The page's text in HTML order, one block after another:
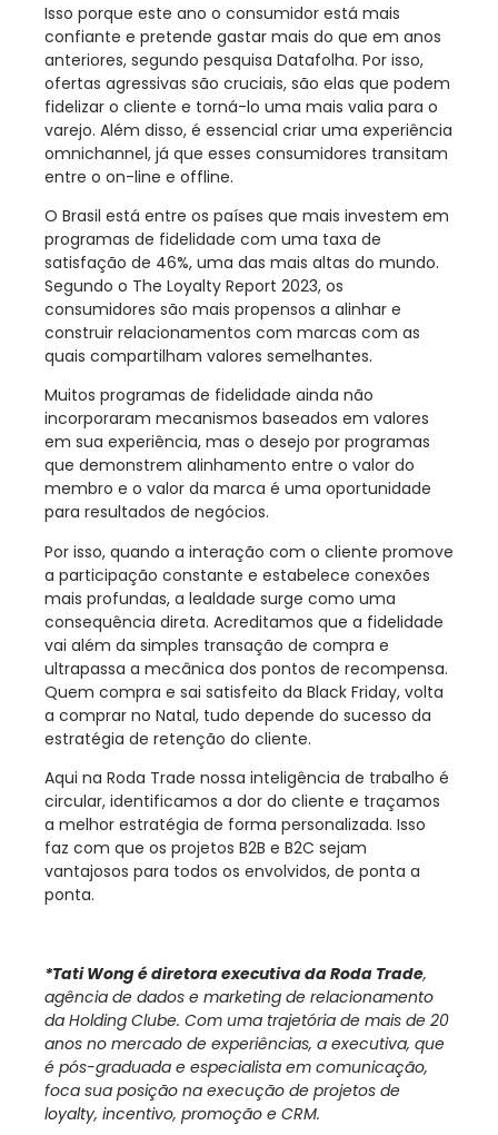
Isso porque este ano o consumidor está mais
confiante e pretende gastar mais do que em anos
anteriores, segundo pesquisa Datafolha. Por isso,
ofertas agressivas são cruciais, são elas que podem
fidelizar o cliente e torná-lo uma mais valia para o
varejo. Além disso, é essencial criar uma experiência
omnichannel, já que esses consumidores transitam
entre o on-line e offline.
O Brasil está entre os países que mais investem em
programas de fidelidade com uma taxa de
satisfação de 46%, uma das mais altas do mundo.
Segundo o The Loyalty Report 2023, os
consumidores são mais propensos a alinhar e
construir relacionamentos com marcas com as
quais compartilham valores semelhantes.
Muitos programas de fidelidade ainda não
incorporaram mecanismos baseados em valores
em sua experiência, mas o desejo por programas
que demonstrem alinhamento entre o valor do
membro e o valor da marca é uma oportunidade
para resultados de negócios.
Por isso, quando a interação com o cliente promove
a participação constante e estabelece conexões
mais profundas, a lealdade surge como uma
consequência direta. Acreditamos que a fidelidade
vai além da simples transação de compra e
ultrapassa a mecânica dos pontos de recompensa.
Quem compra e sai satisfeito da Black Friday, volta
a comprar no Natal, tudo depende do sucesso da
estratégia de retenção do cliente.
Aqui na Roda Trade nossa inteligência de trabalho é
circular, identificamos a dor do cliente e traçamos
a melhor estratégia de forma personalizada. Isso
faz com que os projetos B2B e B2C sejam
vantajosos para todos os envolvidos, de ponta a
ponta.
*Tati Wong é diretora executiva da Roda Trade,
agência de dados e marketing de relacionamento
da Holding Clube. Com uma trajetória de mais de 20
anos no mercado de experiências, a executiva, que
é pós-graduada e especialista em comunicação,
foca sua posição na execução de projetos de
loyalty, incentivo, promoção e CRM.